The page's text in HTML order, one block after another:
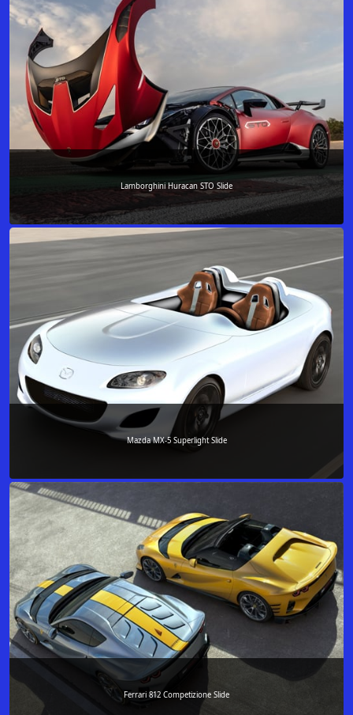
Lamborghini Huracan STO Slide
Mazda MX-5 Superlight Slide
Ferrari 812 Competizione Slide